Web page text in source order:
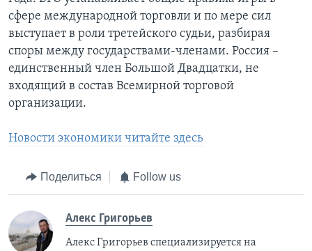
сфере международной торговли и по мере сил
выступает в роли третейского судьи, разбирая
споры между государствами-членами. Россия –
единственный член Большой Двадцатки, не
входящий в состав Всемирной торговой
организации.
Новости экономики читайте здесь
Поделиться Follow us
Алекс Григорьев
Алекс Григорьев специализируется на